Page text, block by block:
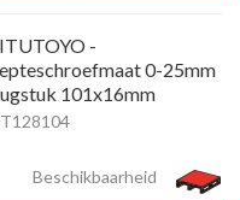
-
0-25mm
101x16mm
Beschikbaarheid